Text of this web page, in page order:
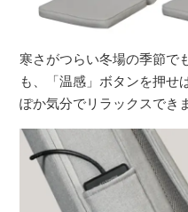
寒さがつらい冬場の季節で
も、「温感」ボタンを押せ
ぽか気分でリラックスでき